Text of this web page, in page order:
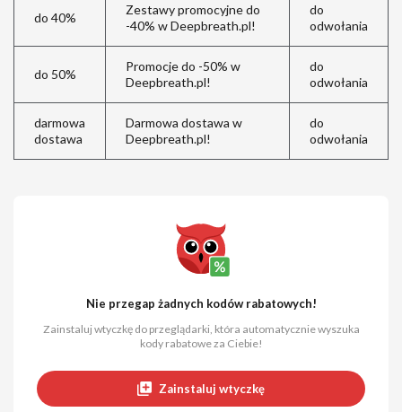
do 40%
Zestawy promocyjne do
-40% w Deepbreath.pl!
do
odwołania
do 50%
Promocje do -50% w
Deepbreath.pl!
do
odwołania
darmowa
dostawa
Darmowa dostawa w
Deepbreath.pl!
do
odwołania
Nie przegap żadnych kodów rabatowych!
Zainstaluj wtyczkę do przeglądarki, która automatycznie wyszuka
kody rabatowe za Ciebie!
Zainstaluj wtyczkę